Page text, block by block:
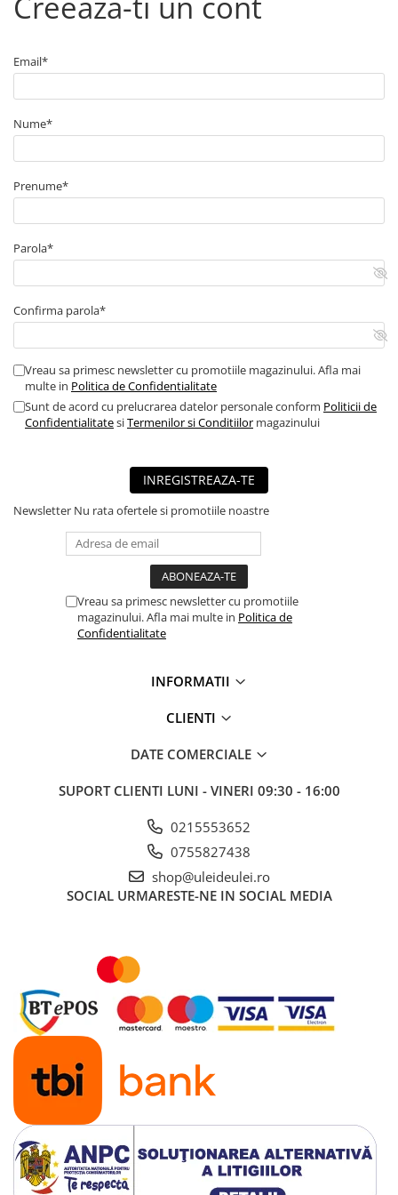
■ Capace roti
■ Suporturi portbagaj
■ Consumabile service
■ Echipamente de ridicare
■ Produse universale
pneumatice
■ Consumabile vopsitorie
■ Carlige remorcare
■ Accesorii vehicule electrice
■ Mobilier service
■ Bancuri de scule
► Ulei motor autoturisme
■ Ulei motor RAVENOL
■ Ulei motor LIQUI MOLY
■ Ulei motor FUCHS
■ Ulei motor TOTAL
■ Ulei motor METABOND
■ Ulei motor MANNOL
■ Ulei motor KROON
■ Ulei motor KROSS
■ Ulei motor SELENIA
■ Ulei motor CYCLON
■ Ulei motor OEM
Ulei motor DACIA
Ulei motor RENAULT
Email*
Nume*
Prenume*
Parola*
Confirma parola*
Vreau sa primesc newsletter cu promotiile magazinului. Afla mai
multe in Politica de Confidentialitate
Sunt de acord cu prelucrarea datelor personale conform Politicii de
ConfidentialitatesiTermenilor si Conditiilor magazinului
INREGISTREAZA-TE
Newsletter Nu rata ofertele si promotiile noastre
Vreau sa primesc newsletter cu promotiile
magazinului. Afla mai multe in Politica de
Confidentialitate
INFORMATII
CLIENTI
DATE COMERCIALE
SUPORT CLIENTI LUNI - VINERI 09:30 - 16:00
0215553652
0755827438
shop@uleideulei.ro
SOCIAL URMARESTE-NE IN SOCIAL MEDIA